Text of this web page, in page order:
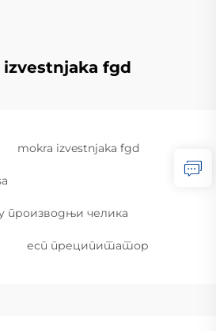
izvestnjaka fgd
mokra izvestnjaka fgd
производњи челика
есп преципитатор